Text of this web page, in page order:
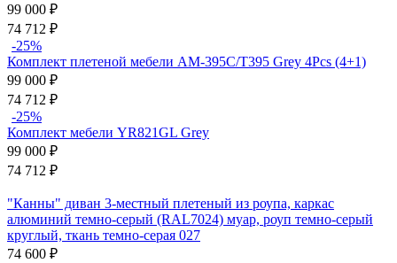
99 000 ₽
74 712 ₽
-25%
Комплект плетеной мебели AM-395C/T395 Grey 4Pcs (4+1)
99 000 ₽
74 712 ₽
-25%
Комплект мебели YR821GL Grey
99 000 ₽
74 712 ₽
"Канны" диван 3-местный плетеный из роупа, каркас
алюминий темно-серый (RAL7024) муар, роуп темно-серый
круглый, ткань темно-серая 027
74 600 ₽